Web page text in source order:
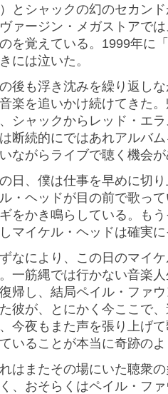
とシャックの幻のセカン
ァージン・メガストアで
を覚えている。1999年に
には泣いた。
後も浮き沈みを繰り返し
楽を追いかけ続けてきた
シャックからレッド・エ
は断続的にではあれアルバ
ながらライブで聴く機会
日、僕は仕事を早めに切
・ヘッドが目の前で歌っ
をかき鳴らしている。も
マイケル・ヘッドは確実
なにより、この日のマイ
一筋縄では行かない音楽
帰し、結局ペイル・ファ
彼が、とにかく今ここで
今夜もまた声を張り上げ
いることが本当に奇跡の
はまたその場にいた聴衆
、おそらくはペイル・フ